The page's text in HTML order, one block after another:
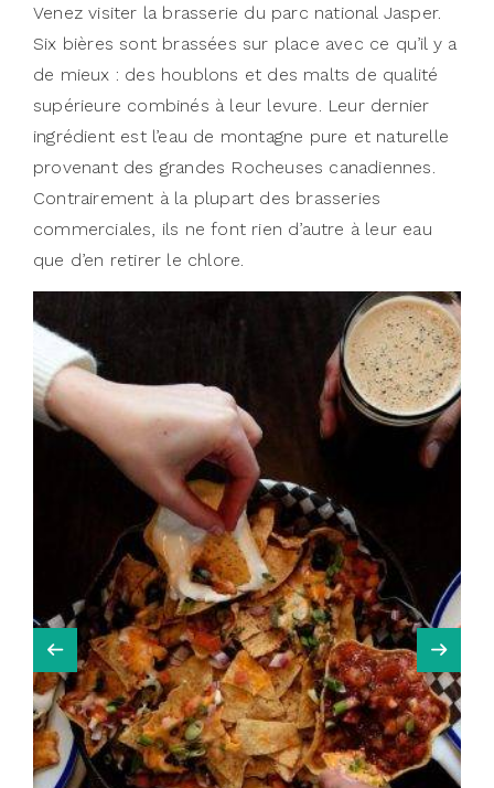
Venez visiter la brasserie du parc national Jasper.
Six bières sont brassées sur place avec ce qu’il y a
de mieux : des houblons et des malts de qualité
supérieure combinés à leur levure. Leur dernier
ingrédient est l’eau de montagne pure et naturelle
provenant des grandes Rocheuses canadiennes.
Contrairement à la plupart des brasseries
commerciales, ils ne font rien d’autre à leur eau
que d’en retirer le chlore.